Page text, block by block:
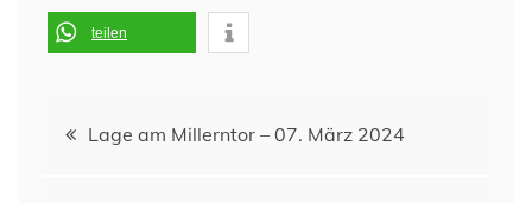
teilen
Beitragsnavigation
Lage am Millerntor – 07. März 2024